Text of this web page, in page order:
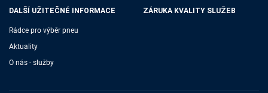
DALŠÍ UŽITEČNÉ INFORMACE
Rádce pro výběr pneu
Aktuality
O nás - služby
ZÁRUKA KVALITY SLUŽEB